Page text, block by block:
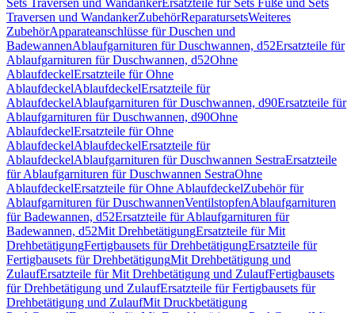
Sets Traversen und WandankerErsatzteile für Sets Füße und Sets
Traversen und WandankerZubehörReparatursetsWeiteres
ZubehörApparateanschlüsse für Duschen und
BadewannenAblaufgarnituren für Duschwannen, d52Ersatzteile für
Ablaufgarnituren für Duschwannen, d52Ohne
AblaufdeckelErsatzteile für Ohne
AblaufdeckelAblaufdeckelErsatzteile für
AblaufdeckelAblaufgarnituren für Duschwannen, d90Ersatzteile für
Ablaufgarnituren für Duschwannen, d90Ohne
AblaufdeckelErsatzteile für Ohne
AblaufdeckelAblaufdeckelErsatzteile für
AblaufdeckelAblaufgarnituren für Duschwannen SestraErsatzteile
für Ablaufgarnituren für Duschwannen SestraOhne
AblaufdeckelErsatzteile für Ohne AblaufdeckelZubehör für
Ablaufgarnituren für DuschwannenVentilstopfenAblaufgarnituren
für Badewannen, d52Ersatzteile für Ablaufgarnituren für
Badewannen, d52Mit DrehbetätigungErsatzteile für Mit
DrehbetätigungFertigbausets für DrehbetätigungErsatzteile für
Fertigbausets für DrehbetätigungMit Drehbetätigung und
ZulaufErsatzteile für Mit Drehbetätigung und ZulaufFertigbausets
für Drehbetätigung und ZulaufErsatzteile für Fertigbausets für
Drehbetätigung und ZulaufMit Druckbetätigung